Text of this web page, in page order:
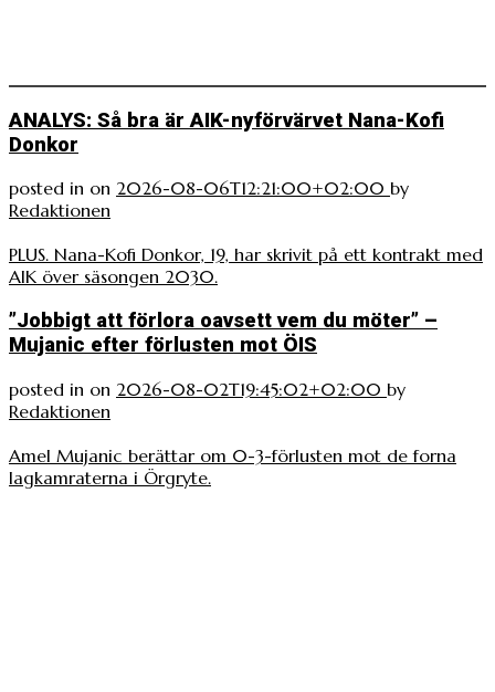
ANALYS: Så bra är AIK-nyförvärvet Nana-Kofi
Donkor
posted in on 2026-08-06T12:21:00+02:00 by
Redaktionen
PLUS. Nana-Kofi Donkor, 19, har skrivit på ett kontrakt med
AIK över säsongen 2030.
”Jobbigt att förlora oavsett vem du möter” –
Mujanic efter förlusten mot ÖIS
posted in on 2026-08-02T19:45:02+02:00 by
Redaktionen
Amel Mujanic berättar om 0-3-förlusten mot de forna
lagkamraterna i Örgryte.